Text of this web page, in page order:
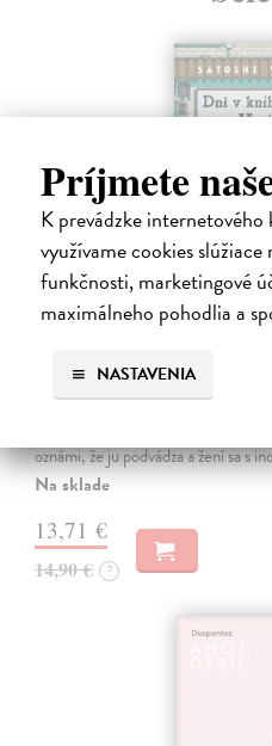
Príjmete
K prevádzke
využívame cookies
funkčnosti, marketingové
maximálneho pohodlia a
NASTAVENIA
Dni v
Jagisawa Satoshi| Kniha
Dvadsaťpäťročná Takako si žila
oznámi, že ju podvádza a žení sa s
Na sklade
13,71 €
14,90 € ?